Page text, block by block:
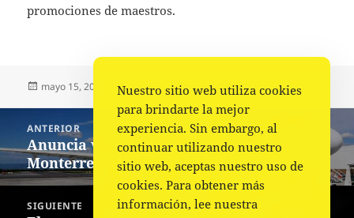
promociones de maestros.
Publicado
mayo 15, 2023 Autor
Fuente Categorías
Nacional,Portada
entradas
ANTERIOR
Entrada
anterior:
Anuncia viva Aerobus su nueva ruta
Monterrey – Puerto Escondido
SIGUIENTE
Nuestro sitio web utiliza cookies
para brindarte la mejor
experiencia. Sin embargo, al
continuar utilizando nuestro
sitio web, aceptas nuestro uso de
cookies. Para obtener más
información, lee nuestra